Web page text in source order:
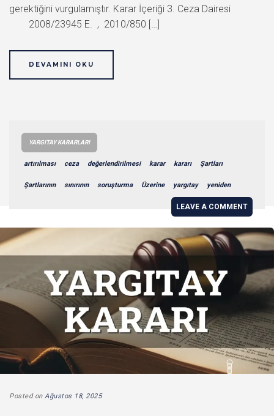
gerektiğini vurgulamıştır. Karar İçeriği 3. Ceza Dairesi
2008/23945 E. , 2010/850 […]
DEVAMINI OKU
YARGITAY KARARLARI
artırılması ceza değerlendirilmesi karar kararı Şartları
Şartlarının sınırının soruşturma Üzerine yargıtay yeniden
LEAVE A COMMENT
Posted on Ağustos 18, 2025